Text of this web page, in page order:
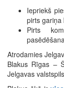
Iepriekš
pirts gariņa
Pirts
Atrodamies
Blakus Rīgas –
Jelgavas